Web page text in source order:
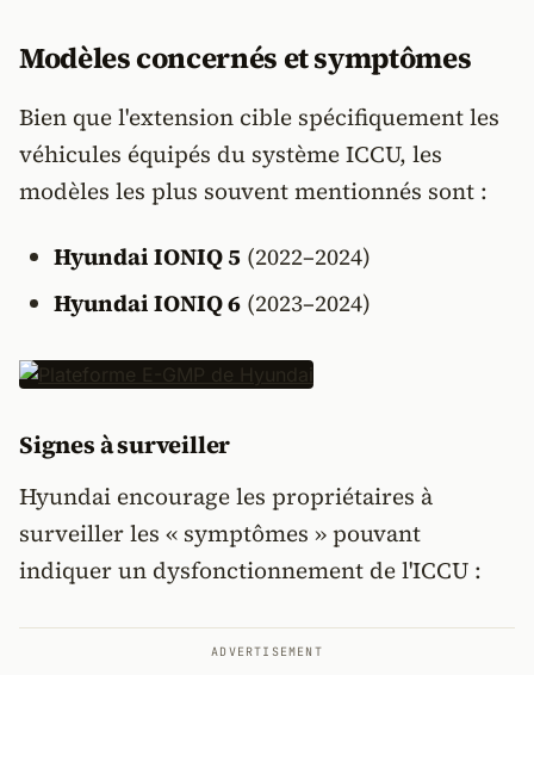
Modèles concernés et symptômes
Bien que l'extension cible spécifiquement les
véhicules équipés du système ICCU, les
modèles les plus souvent mentionnés sont :
Hyundai IONIQ 5(2022–2024)
Hyundai IONIQ 6(2023–2024)
Signes à surveiller
Hyundai encourage les propriétaires à
surveiller les « symptômes » pouvant
indiquer un dysfonctionnement de l'ICCU :
ADVERTISEMENT